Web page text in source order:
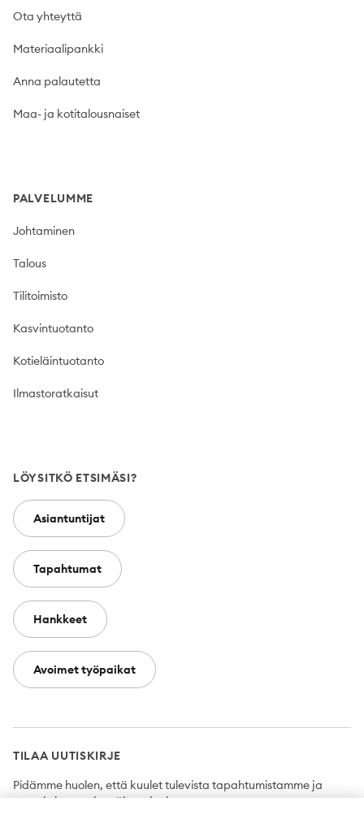
Ota yhteyttä
Materiaalipankki
Anna palautetta
Maa- ja kotitalousnaiset
PALVELUMME
Johtaminen
Talous
Tilitoimisto
Kasvintuotanto
Kotieläintuotanto
Ilmastoratkaisut
LÖYSITKÖ ETSIMÄSI?
Asiantuntijat
Tapahtumat
Hankkeet
Avoimet työpaikat
TILAA UUTISKIRJE
Pidämme huolen, että kuulet tulevista tapahtumistamme ja
uutuuksista ensimmäisten joukossa.